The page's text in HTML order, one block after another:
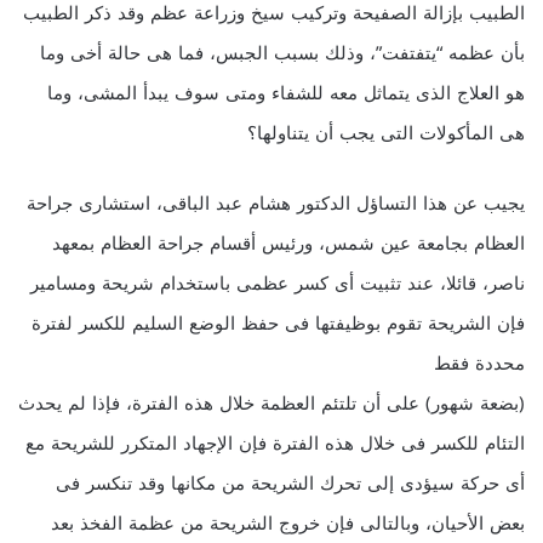
الطبيب بإزالة الصفيحة وتركيب سيخ وزراعة عظم وقد ذكر الطبيب
بأن عظمه “يتفتفت”، وذلك بسبب الجبس، فما هى حالة أخى وما
هو العلاج الذى يتماثل معه للشفاء ومتى سوف يبدأ المشى، وما
هى المأكولات التى يجب أن يتناولها؟
يجيب عن هذا التساؤل الدكتور هشام عبد الباقى، استشارى جراحة
العظام بجامعة عين شمس، ورئيس أقسام جراحة العظام بمعهد
ناصر، قائلا، عند تثبيت أى كسر عظمى باستخدام شريحة ومسامير
فإن الشريحة تقوم بوظيفتها فى حفظ الوضع السليم للكسر لفترة
محددة فقط
(بضعة شهور) على أن تلتئم العظمة خلال هذه الفترة، فإذا لم يحدث
التئام للكسر فى خلال هذه الفترة فإن الإجهاد المتكرر للشريحة مع
أى حركة سيؤدى إلى تحرك الشريحة من مكانها وقد تنكسر فى
بعض الأحيان، وبالتالى فإن خروج الشريحة من عظمة الفخذ بعد